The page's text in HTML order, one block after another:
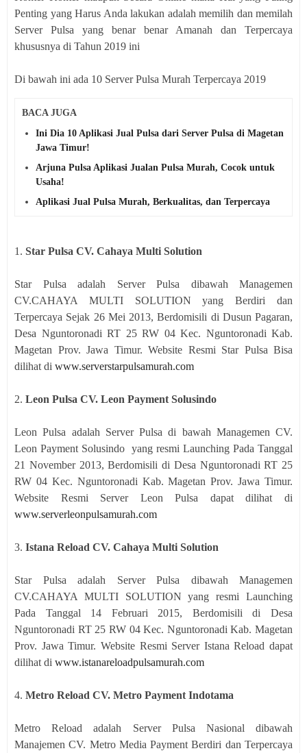
Penting yang Harus Anda lakukan adalah memilih dan memilah
Server Pulsa yang benar benar Amanah dan Terpercaya
khususnya di Tahun 2019 ini
Di bawah ini ada 10 Server Pulsa Murah Terpercaya 2019
BACA JUGA
Ini Dia 10 Aplikasi Jual Pulsa dari Server Pulsa di Magetan
Jawa Timur!
Arjuna Pulsa Aplikasi Jualan Pulsa Murah, Cocok untuk
Usaha!
Aplikasi Jual Pulsa Murah, Berkualitas, dan Terpercaya
1. Star Pulsa CV. Cahaya Multi Solution
Star Pulsa adalah Server Pulsa dibawah Managemen
CV.CAHAYA MULTI SOLUTION yang Berdiri dan
Terpercaya Sejak 26 Mei 2013, Berdomisili di Dusun Pagaran,
Desa Nguntoronadi RT 25 RW 04 Kec. Nguntoronadi Kab.
Magetan Prov. Jawa Timur. Website Resmi Star Pulsa Bisa
dilihat di www.serverstarpulsamurah.com
2. Leon Pulsa CV. Leon Payment Solusindo
Leon Pulsa adalah Server Pulsa di bawah Managemen CV.
Leon Payment Solusindo yang resmi Launching Pada Tanggal
21 November 2013, Berdomisili di Desa Nguntoronadi RT 25
RW 04 Kec. Nguntoronadi Kab. Magetan Prov. Jawa Timur.
Website Resmi Server Leon Pulsa dapat dilihat di
www.serverleonpulsamurah.com
3. Istana Reload CV. Cahaya Multi Solution
Star Pulsa adalah Server Pulsa dibawah Managemen
CV.CAHAYA MULTI SOLUTION yang resmi Launching
Pada Tanggal 14 Februari 2015, Berdomisili di Desa
Nguntoronadi RT 25 RW 04 Kec. Nguntoronadi Kab. Magetan
Prov. Jawa Timur. Website Resmi Server Istana Reload dapat
dilihat di www.istanareloadpulsamurah.com
4. Metro Reload CV. Metro Payment Indotama
Metro Reload adalah Server Pulsa Nasional dibawah
Manajemen CV. Metro Media Payment Berdiri dan Terpercaya